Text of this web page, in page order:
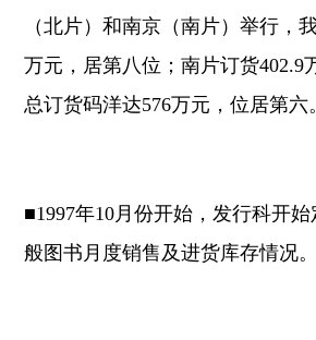
（北片）和南京（南片）举行，
万元，居第八位；南片订货402.9
总订货码洋达576万元，位居第六
■1997年10月份开始，发行科开
般图书月度销售及进货库存情况。